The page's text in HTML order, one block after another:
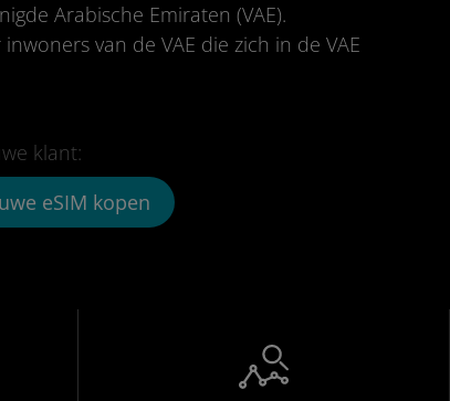
Arabische Emiraten (VAE).
van de VAE die zich in de VAE
klant:
eSIM kopen